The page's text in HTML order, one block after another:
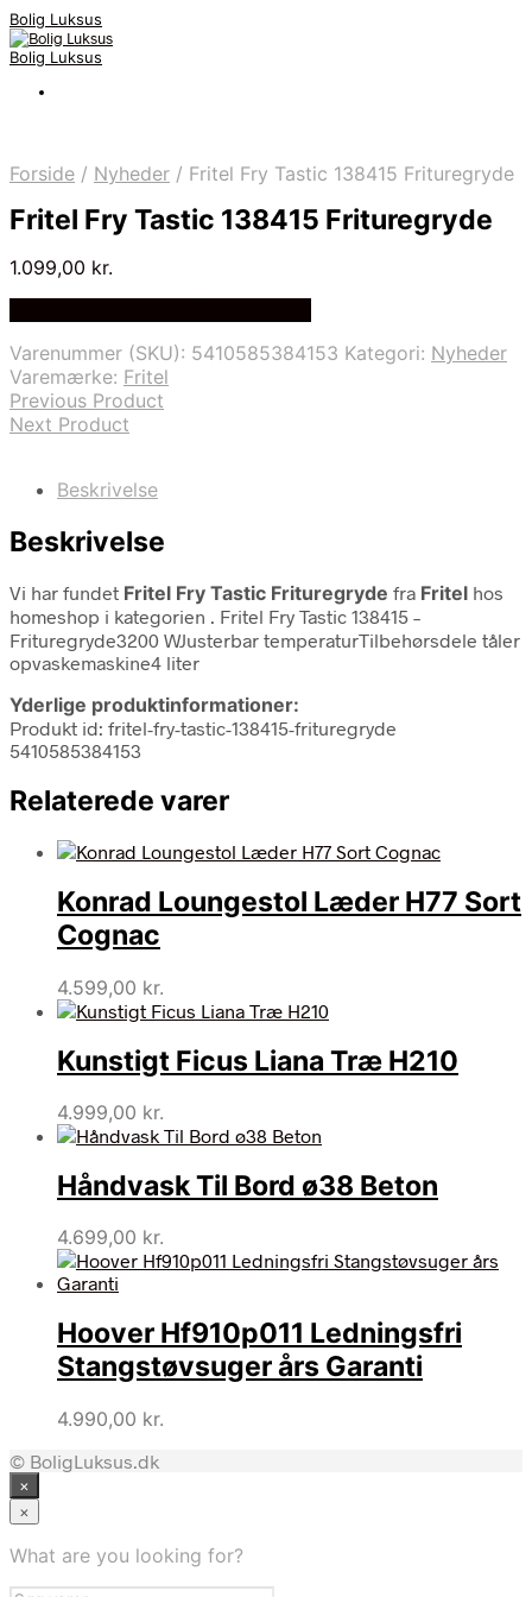
Bolig Luksus
Bolig Luksus
Forside / Nyheder / Fritel Fry Tastic 138415 Frituregryde
Fritel Fry Tastic 138415 Frituregryde
1.099,00 kr.
Varenummer (SKU): 5410585384153 Kategori: Nyheder
Varemærke: Fritel
Previous Product
Next Product
Beskrivelse
Beskrivelse
Vi har fundet Fritel Fry Tastic Frituregryde fra Fritel hos
homeshop i kategorien . Fritel Fry Tastic 138415 –
Frituregryde3200 WJusterbar temperaturTilbehørsdele tåler
opvaskemaskine4 liter
Yderlige produktinformationer:
Produkt id: fritel-fry-tastic-138415-frituregryde
5410585384153
Relaterede varer
Konrad Loungestol Læder H77 Sort
Cognac
4.599,00 kr.
Kunstigt Ficus Liana Træ H210
4.999,00 kr.
Håndvask Til Bord ø38 Beton
4.699,00 kr.
Hoover Hf910p011 Ledningsfri
Stangstøvsuger års Garanti
4.990,00 kr.
© BoligLuksus.dk
×
×
What are you looking for?